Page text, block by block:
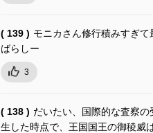
( 139 ) モニカさん修行積みすぎ
ばらしー
3
( 138 ) だいたい、国際的な査察
生した時点で、王国国王の御稜威